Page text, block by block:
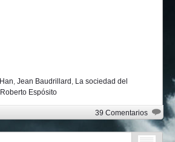
, Jean Baudrillard , La sociedad del
Roberto Espósito
39 Comentarios